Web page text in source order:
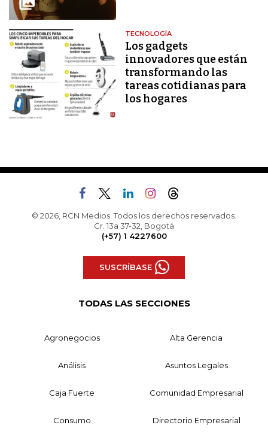
TECNOLOGÍA
Los gadgets
innovadores que están
transformando las
tareas cotidianas para
los hogares
© 2026, RCN Medios. Todos los derechos reservados.
Cr. 13a 37-32, Bogotá
(+57) 1 4227600
SUSCRÍBASE
TODAS LAS SECCIONES
Agronegocios Alta Gerencia
Análisis Asuntos Legales
Caja Fuerte Comunidad Empresarial
Consumo Directorio Empresarial